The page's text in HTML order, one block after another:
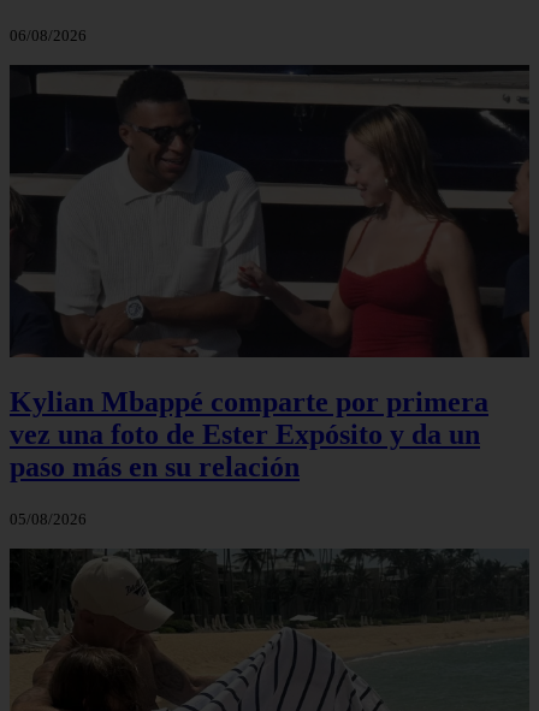
06/08/2026
Kylian Mbappé comparte por primera
vez una foto de Ester Expósito y da un
paso más en su relación
05/08/2026